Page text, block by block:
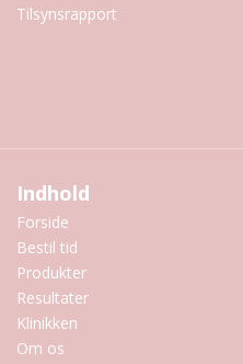
Tilsynsrapport
Indhold
Forside
Bestil tid
Produkter
Resultater
Klinikken
Om os